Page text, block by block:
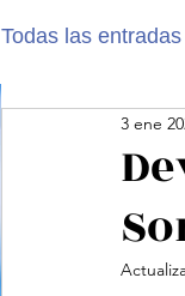
Todas las entradas
Ciencias
3 ene